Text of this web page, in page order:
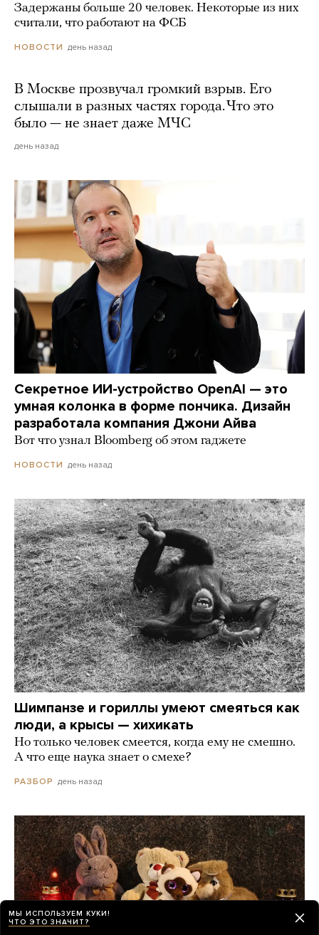
Задержаны больше 20 человек. Некоторые из них
считали, что работают на ФСБ
НОВОСТИ день назад
В Москве прозвучал громкий взрыв. Его
слышали в разных частях города. Что это
было — не знает даже МЧС
день назад
Секретное ИИ-устройство OpenAI — это
умная колонка в форме пончика. Дизайн
разработала компания Джони Айва
Вот что узнал Bloomberg об этом гаджете
НОВОСТИ день назад
Шимпанзе и гориллы умеют смеяться как
люди, а крысы — хихикать
Но только человек смеется, когда ему не смешно.
А что еще наука знает о смехе?
РАЗБОР день назад
МЫ ИСПОЛЬЗУЕМ КУКИ!
ЧТО ЭТО ЗНАЧИТ?